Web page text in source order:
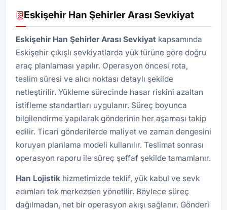
Eskişehir Han Şehirler Arası Sevkiyat
Eskişehir Han Şehirler Arası Sevkiyat kapsamında
Eskişehir çıkışlı sevkiyatlarda yük türüne göre doğru
araç planlaması yapılır. Operasyon öncesi rota,
teslim süresi ve alıcı noktası detaylı şekilde
netleştirilir. Yükleme sürecinde hasar riskini azaltan
istifleme standartları uygulanır. Süreç boyunca
bilgilendirme yapılarak gönderinin her aşaması takip
edilir. Ticari gönderilerde maliyet ve zaman dengesini
koruyan planlama modeli kullanılır. Teslimat sonrası
operasyon raporu ile süreç şeffaf şekilde tamamlanır.
Han Lojistik hizmetimizde teklif, yük kabul ve sevk
adımları tek merkezden yönetilir. Böylece süreç
dağılmadan, net bir operasyon akışı sağlanır. Gönderi